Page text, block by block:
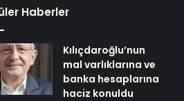
Haberler
Kılıçdaroğlu’nun
mal varlıklarına ve
banka hesaplarına
haciz konuldu